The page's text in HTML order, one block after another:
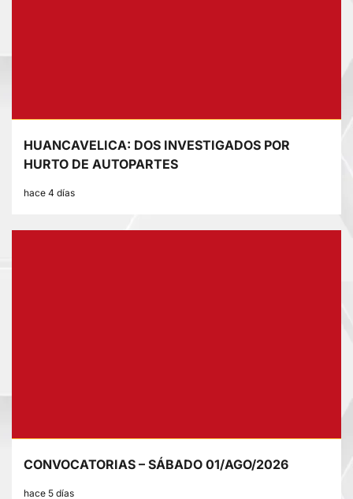
HUANCAVELICA: DOS INVESTIGADOS POR
HURTO DE AUTOPARTES
hace 4 días
CONVOCATORIAS – SÁBADO 01/AGO/2026
hace 5 días